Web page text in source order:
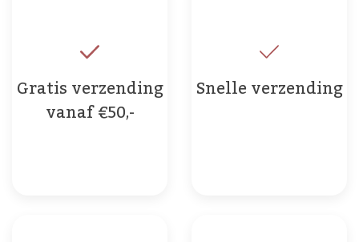
Gratis verzending
vanaf €50,-
Snelle verzending